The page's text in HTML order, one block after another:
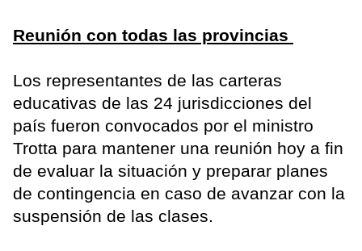
Reunión con todas las provincias
Los representantes de las carteras
educativas de las 24 jurisdicciones del
país fueron convocados por el ministro
Trotta para mantener una reunión hoy a fin
de evaluar la situación y preparar planes
de contingencia en caso de avanzar con la
suspensión de las clases.